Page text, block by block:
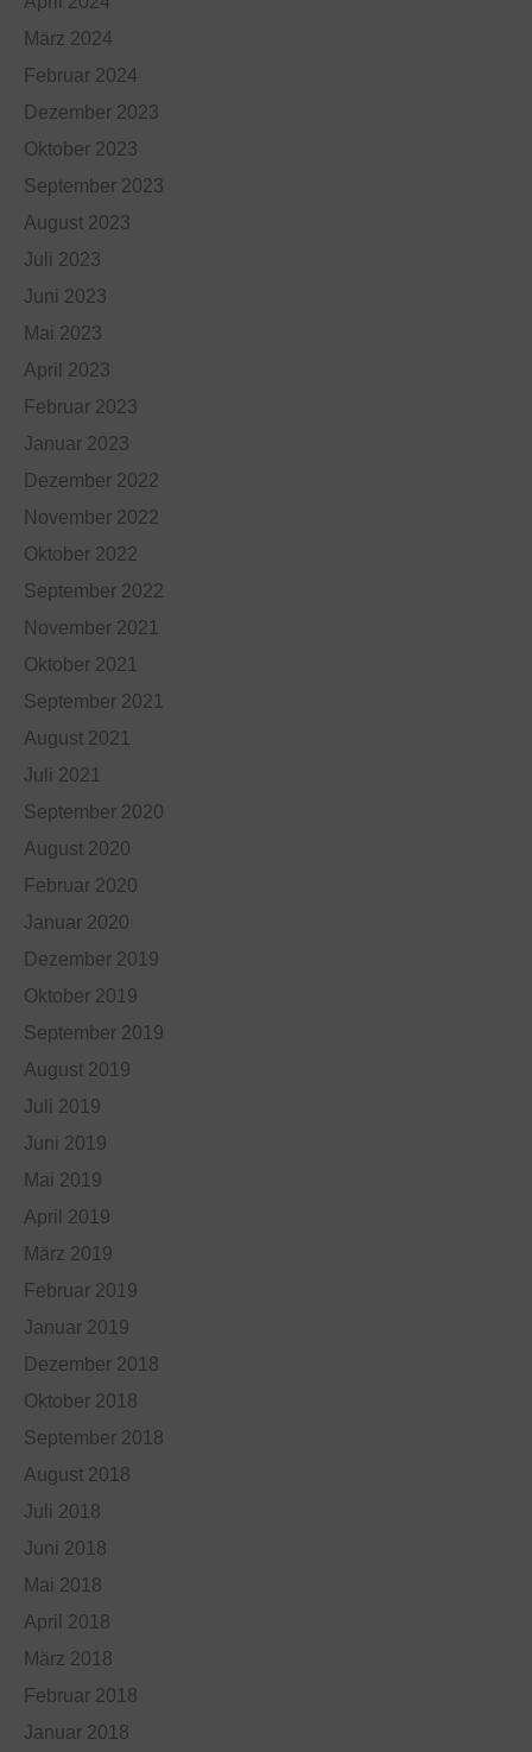
März 2024
Februar 2024
Dezember 2023
Oktober 2023
September 2023
August 2023
Juli 2023
Juni 2023
Mai 2023
April 2023
Februar 2023
Januar 2023
Dezember 2022
November 2022
Oktober 2022
September 2022
November 2021
Oktober 2021
September 2021
August 2021
Juli 2021
September 2020
August 2020
Februar 2020
Januar 2020
Dezember 2019
Oktober 2019
September 2019
August 2019
Juli 2019
Juni 2019
Mai 2019
April 2019
März 2019
Februar 2019
Januar 2019
Dezember 2018
Oktober 2018
September 2018
August 2018
Juli 2018
Juni 2018
Mai 2018
April 2018
März 2018
Februar 2018
Januar 2018